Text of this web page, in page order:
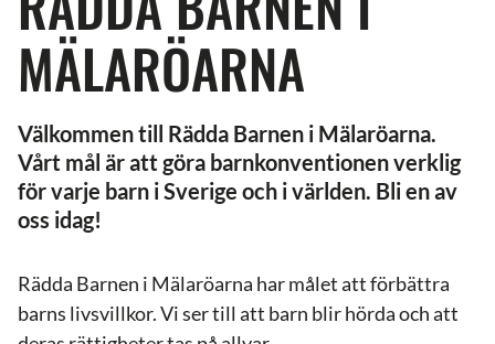
MÄLARÖARNA
Välkommen till Rädda Barnen i Mälaröarna.
Vårt mål är att göra barnkonventionen verklig
för varje barn i Sverige och i världen. Bli en av
oss idag!
Rädda Barnen i Mälaröarna har målet att förbättra
barns livsvillkor. Vi ser till att barn blir hörda och att